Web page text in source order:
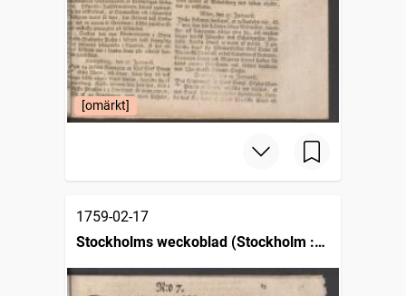
[omärkt]
1759-02-17
Stockholms weckoblad (Stockholm :
1745)